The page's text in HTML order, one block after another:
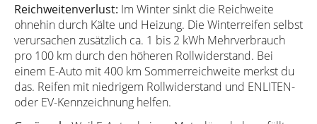
Reichweitenverlust: Im Winter sinkt die Reichweite
ohnehin durch Kälte und Heizung. Die Winterreifen selbst
verursachen zusätzlich ca. 1 bis 2 kWh Mehrverbrauch
pro 100 km durch den höheren Rollwiderstand. Bei
einem E-Auto mit 400 km Sommerreichweite merkst du
das. Reifen mit niedrigem Rollwiderstand und ENLITEN-
oder EV-Kennzeichnung helfen.